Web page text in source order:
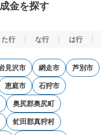
金を探す
た行 な行 は行
見沢市 網走市 芦別市
恵庭市 石狩市
奥尻郡奥尻町
虻田郡真狩村